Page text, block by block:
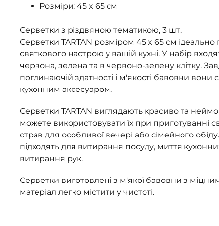
Розміри: 45 x 65 см
Серветки з різдвяною тематикою, 3 шт.
Серветки TARTAN розміром 45 x 65 см ідеально
святкового настрою у вашій кухні. У набір
червона, зелена та в червоно-зелену клітку.
поглинаючій здатності і м'якості бавовни вони
кухонним аксесуаром.
Серветки TARTAN виглядають красиво та
можете використовувати їх при приготуванні
страв для особливої ​​вечері або сімейного
підходять для витирання посуду, миття
витирання рук.
Серветки виготовлені з м'якої бавовни з
матеріал легко містити у чистоті.